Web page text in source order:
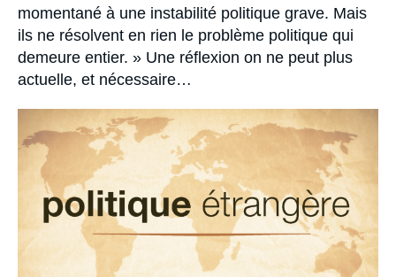
momentané à une instabilité politique grave. Mais
ils ne résolvent en rien le problème politique qui
demeure entier. » Une réflexion on ne peut plus
actuelle, et nécessaire…
principale